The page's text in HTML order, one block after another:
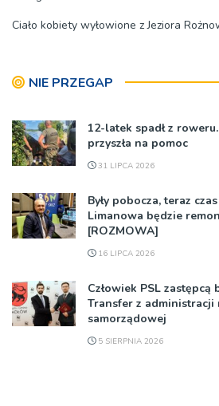
Ciało kobiety wyłowione z Jeziora
NIE PRZEGAP
12-latek spadł z
przyszła na pomoc
31 LIPCA 2026
Były pobocza, teraz
Limanowa będzie
[ROZMOWA]
16 LIPCA 2026
Człowiek PSL
Transfer z administracji
samorządowej
5 SIERPNIA 2026